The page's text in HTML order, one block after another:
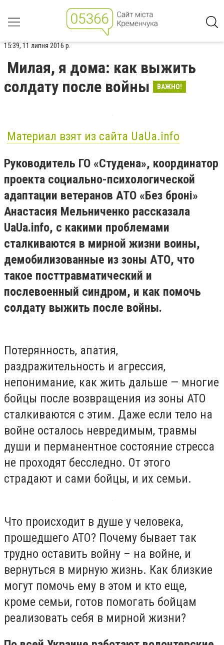
15:39, 11 липня 2016 р.
Милая, я дома: как выжить
солдату после войны
ВАЖНО!
Материал взят из сайта UaUa.info
Руководитель ГО «Студена», координатор
проекта социально-психологической
адаптации ветеранов АТО «Без броні»
Анастасия Мельниченко рассказала
UaUa.info, с какими проблемами
сталкиваются в мирной жизни воины,
демобилизованные из зоны АТО, что
такое посттравматический и
послевоенный синдром, и как помочь
солдату выжить после войны.
Потерянность, апатия,
раздражительность и агрессия,
непонимание, как жить дальше — многие
бойцы после возвращения из зоны АТО
сталкиваются с этим. Даже если тело на
войне осталось невредимым, травмы
души и перманентное состояние стресса
не проходят бесследно. От этого
страдают и сами бойцы, и их семьи.
Что происходит в душе у человека,
прошедшего АТО? Почему бывает так
трудно оставить войну – на войне, и
вернуться в мирную жизнь. Как близкие
могут помочь ему в этом и кто еще,
кроме семьи, готов помогать бойцам
реализовать себя в мирной жизни?